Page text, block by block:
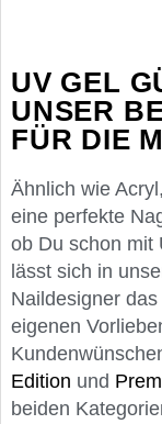
UV GEL
UNSER
FÜR DIE
Ähnlich wie
eine perfekte
ob Du schon mit
lässt sich in
Naildesigner
eigenen
Edition und
beiden